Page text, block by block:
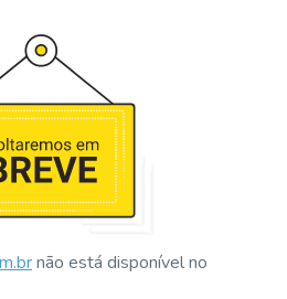
não está disponível no